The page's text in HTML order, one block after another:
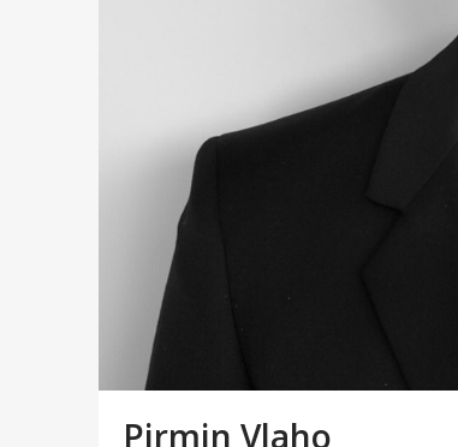
Pirmin Vlaho